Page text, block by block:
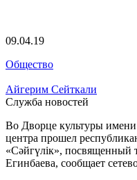
09.04.19
Общество
Айгерим Сейткали
Служба новостей
Во Дворце культуры
центра прошел
«Сәйгүлік», посвященный
Егинбаева, сообщает